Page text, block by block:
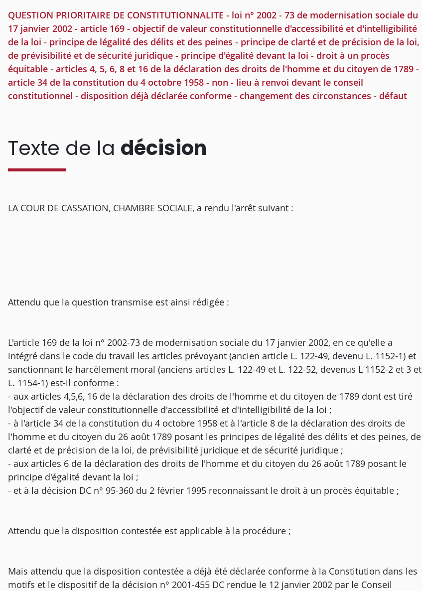
QUESTION PRIORITAIRE DE CONSTITUTIONNALITE - loi n° 2002 - 73 de modernisation sociale du
17 janvier 2002 - article 169 - objectif de valeur constitutionnelle d'accessibilité et d'intelligibilité
de la loi - principe de légalité des délits et des peines - principe de clarté et de précision de la loi,
de prévisibilité et de sécurité juridique - principe d'égalité devant la loi - droit à un procès
équitable - articles 4, 5, 6, 8 et 16 de la déclaration des droits de l'homme et du citoyen de 1789 -
article 34 de la constitution du 4 octobre 1958 - non - lieu à renvoi devant le conseil
constitutionnel - disposition déjà déclarée conforme - changement des circonstances - défaut
Texte de la décision
LA COUR DE CASSATION, CHAMBRE SOCIALE, a rendu l'arrêt suivant :
Attendu que la question transmise est ainsi rédigée :
L'article 169 de la loi n° 2002-73 de modernisation sociale du 17 janvier 2002, en ce qu'elle a
intégré dans le code du travail les articles prévoyant (ancien article L. 122-49, devenu L. 1152-1) et
sanctionnant le harcèlement moral (anciens articles L. 122-49 et L. 122-52, devenus L 1152-2 et 3 et
L. 1154-1) est-il conforme :
- aux articles 4,5,6, 16 de la déclaration des droits de l'homme et du citoyen de 1789 dont est tiré
l'objectif de valeur constitutionnelle d'accessibilité et d'intelligibilité de la loi ;
- à l'article 34 de la constitution du 4 octobre 1958 et à l'article 8 de la déclaration des droits de
l'homme et du citoyen du 26 août 1789 posant les principes de légalité des délits et des peines, de
clarté et de précision de la loi, de prévisibilité juridique et de sécurité juridique ;
- aux articles 6 de la déclaration des droits de l'homme et du citoyen du 26 août 1789 posant le
principe d'égalité devant la loi ;
- et à la décision DC n° 95-360 du 2 février 1995 reconnaissant le droit à un procès équitable ;
Attendu que la disposition contestée est applicable à la procédure ;
Mais attendu que la disposition contestée a déjà été déclarée conforme à la Constitution dans les
motifs et le dispositif de la décision n° 2001-455 DC rendue le 12 janvier 2002 par le Conseil